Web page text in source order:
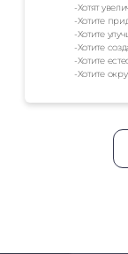
-Хотят
-Хотите
-Хотите
-Хотите
-Хотите
-Хотите